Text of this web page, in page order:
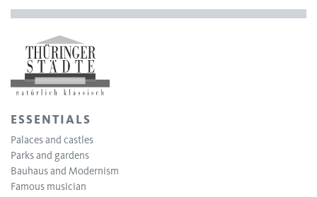
ESSENTIALS
Palaces and castles
Parks and gardens
Bauhaus and Modernism
Famous musician